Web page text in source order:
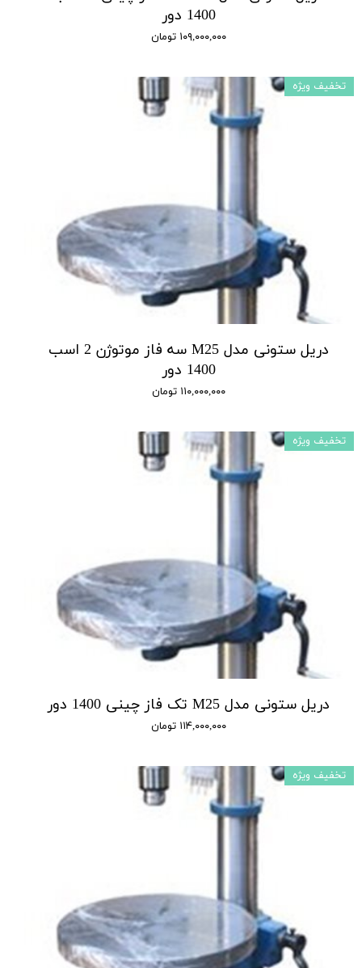
1400 دور
۱۰۹,۰۰۰,۰۰۰ تومان
دریل ستونی مدل M25 سه فاز موتوژن 2 اسب
1400 دور
۱۱۰,۰۰۰,۰۰۰ تومان
تخفیف ویژه
دریل ستونی مدل M25 تک فاز چینی 1400 دور
۱۱۴,۰۰۰,۰۰۰ تومان
تخفیف ویژه
تخفیف ویژه